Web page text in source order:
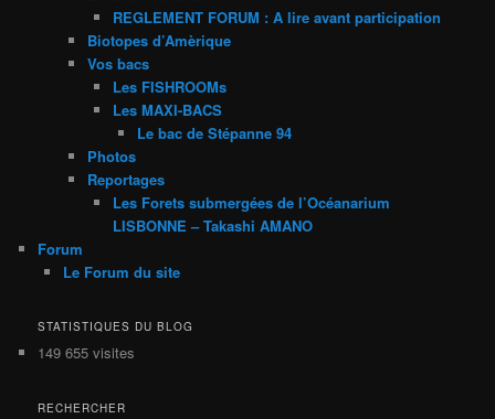
REGLEMENT FORUM : A lire avant participation
Biotopes d’Amèrique
Vos bacs
Les FISHROOMs
Les MAXI-BACS
Le bac de Stépanne 94
Photos
Reportages
Les Forets submergées de l’Océanarium
LISBONNE – Takashi AMANO
Forum
Le Forum du site
STATISTIQUES DU BLOG
149 655 visites
RECHERCHER